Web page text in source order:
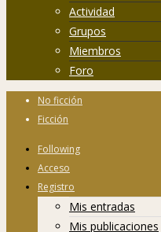
Actividad
Grupos
Miembros
Foro
No ficción
Ficción
Following
Acceso
Registro
Mis entradas
Mis publicaciones